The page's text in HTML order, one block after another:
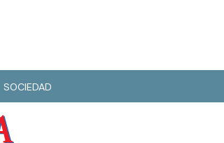
SOCIEDAD